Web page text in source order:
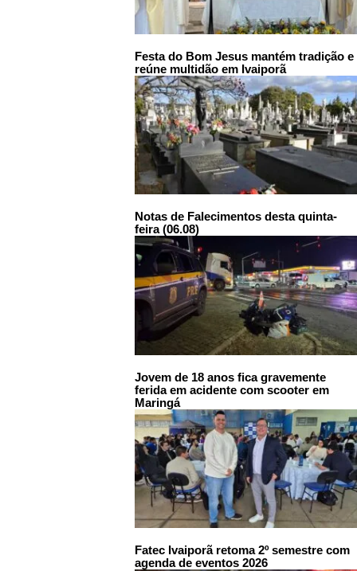
Festa do Bom Jesus mantém tradição e
reúne multidão em Ivaiporã
Notas de Falecimentos desta quinta-
feira (06.08)
Jovem de 18 anos fica gravemente
ferida em acidente com scooter em
Maringá
Fatec Ivaiporã retoma 2º semestre com
agenda de eventos 2026